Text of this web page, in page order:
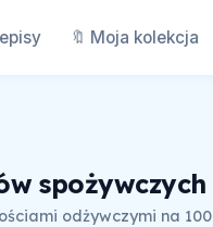
🔖 Moja kolekcja
spożywczych
odżywczymi na